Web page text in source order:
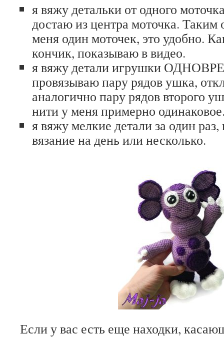
я вяжу детальки от одного
достаю из центра моточка. Таким
меня один моточек, это удобно.
кончик, показываю в видео.
я вяжу детали игрушки
провязываю пару рядов ушка,
аналогично пару рядов второго
нити у меня примерно
я вяжу мелкие детали за один
вязание на день или несколько.
Если у вас есть еще находки,